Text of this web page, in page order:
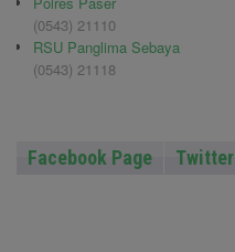
(0543) 21110
RSU Panglima Sebaya
(0543) 21118
Facebook Page Twitter